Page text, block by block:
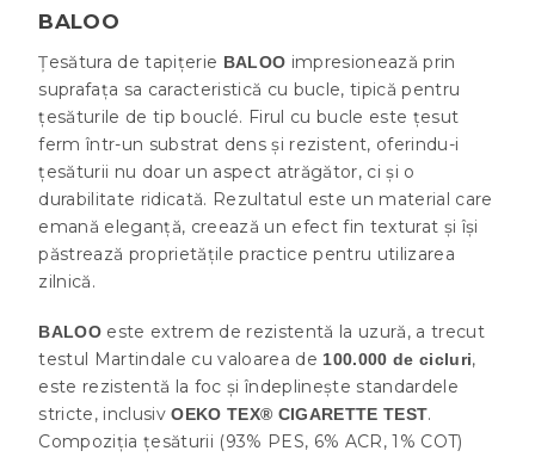
BALOO
Țesătura de tapițerie BALOO impresionează prin
suprafața sa caracteristică cu bucle, tipică pentru
țesăturile de tip bouclé. Firul cu bucle este țesut
ferm într-un substrat dens și rezistent, oferindu-i
țesăturii nu doar un aspect atrăgător, ci și o
durabilitate ridicată. Rezultatul este un material care
emană eleganță, creează un efect fin texturat și își
păstrează proprietățile practice pentru utilizarea
zilnică.
BALOOeste extrem de rezistentă la uzură, a trecut
testul Martindale cu valoarea de 100.000 de cicluri,
este rezistentă la foc și îndeplinește standardele
stricte, inclusivOEKO TEX® CIGARETTE TEST.
Compoziția țesăturii (93% PES, 6% ACR, 1% COT)